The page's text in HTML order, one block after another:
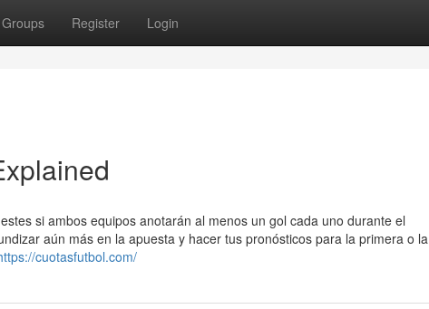
Groups Register Login
si ambos equipos anotarán al menos un gol cada uno durante el
aún más en la apuesta y hacer tus pronósticos para la primera o la
cuotasfutbol.com/